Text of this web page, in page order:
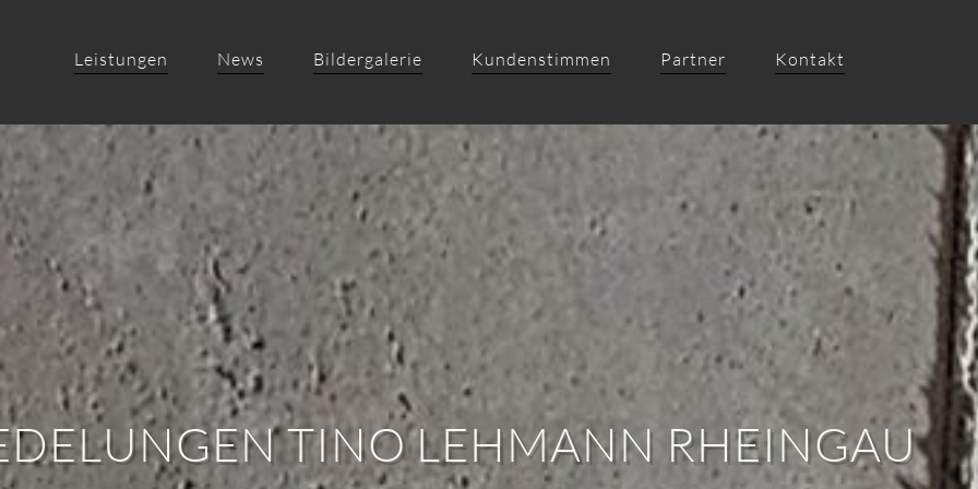
Leistungen News Bildergalerie Kundenstimmen Partner Kontakt
TINO LEHMANN RHEINGAU